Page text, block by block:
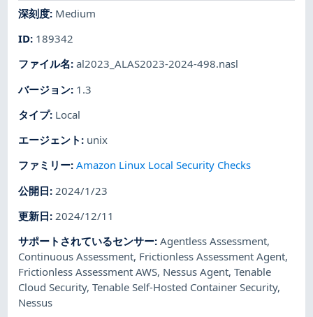
深刻度: Medium
ID: 189342
ファイル名:al2023_ALAS2023-2024-498.nasl
バージョン: 1.3
タイプ: Local
エージェント : unix
ファミリー:Amazon Linux Local Security Checks
公開日: 2024/1/23
更新日: 2024/12/11
サポートされているセンサー:Agentless Assessment,
Continuous Assessment, Frictionless Assessment Agent,
Frictionless Assessment AWS, Nessus Agent,Tenable
Cloud Security,Tenable Self-Hosted Container Security,
Nessus